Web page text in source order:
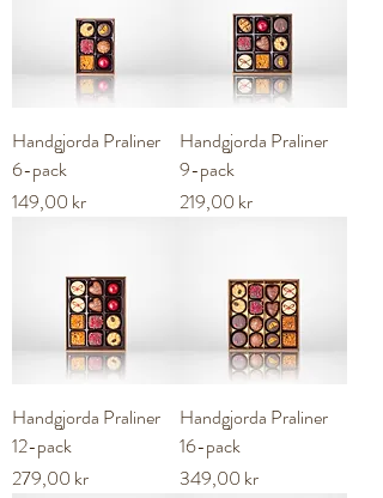
Handgjorda Praliner
6-pack
Pris
149,00 kr
Handgjorda Praliner
9-pack
Pris
219,00 kr
Handgjorda Praliner
12-pack
Pris
279,00 kr
Handgjorda Praliner
16-pack
Pris
349,00 kr